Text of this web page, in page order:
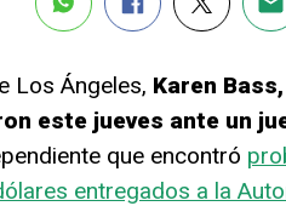
Los Ángeles, Karen
este jueves ante un
que encontró
entregados a la